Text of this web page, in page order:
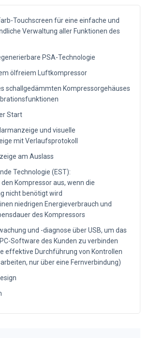
Touchscreen für eine einfache und
Verwaltung aller Funktionen des
PSA-Technologie
ölfreiem Luftkompressor
schallgedämmten Kompressorgehäuses
Start
und visuelle
mit Verlaufsprotokoll
am Auslass
Technologie (EST):
Kompressor aus, wenn die
nicht benötigt wird
niedrigen Energieverbrauch und
des Kompressors
und -diagnose über USB, um das
Software des Kunden zu verbinden
effektive Durchführung von Kontrollen
nur über eine Fernverbindung)